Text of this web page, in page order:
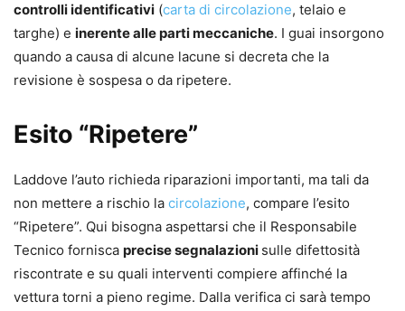
controlli identificativi (carta di circolazione, telaio e
targhe) e inerente alle parti meccaniche. I guai insorgono
quando a causa di alcune lacune si decreta che la
revisione è sospesa o da ripetere.
Esito “Ripetere”
Laddove l’auto richieda riparazioni importanti, ma tali da
non mettere a rischio la circolazione, compare l’esito
“Ripetere”. Qui bisogna aspettarsi che il Responsabile
Tecnico fornisca precise segnalazioni sulle difettosità
riscontrate e su quali interventi compiere affinché la
vettura torni a pieno regime. Dalla verifica ci sarà tempo